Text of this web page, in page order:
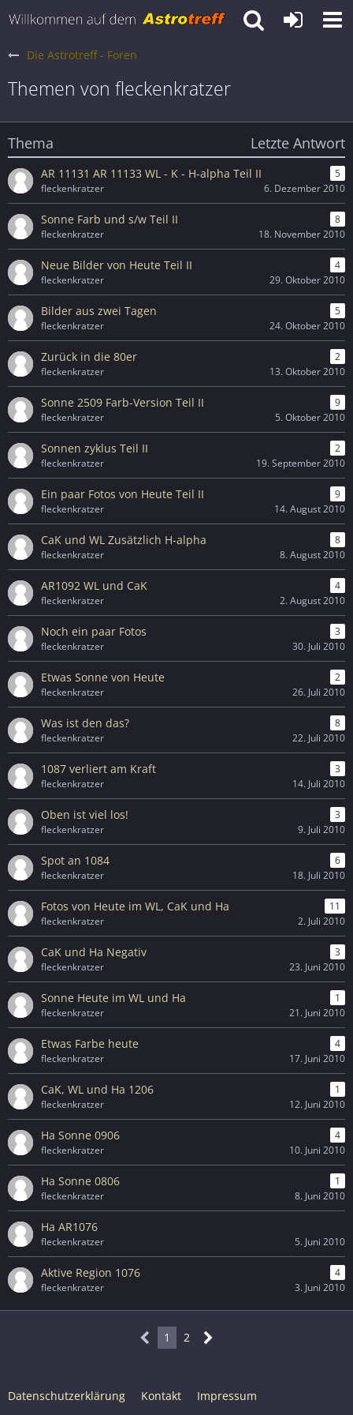
Die Astrotreff - Foren
Themen von fleckenkratzer
Thema Letzte Antwort
AR 11131 AR 11133 WL - K - H-alpha Teil II
5
fleckenkratzer
6. Dezember 2010
Sonne Farb und s/w Teil II
8
fleckenkratzer
18. November 2010
Neue Bilder von Heute Teil II
4
fleckenkratzer
29. Oktober 2010
Bilder aus zwei Tagen
5
fleckenkratzer
24. Oktober 2010
Zurück in die 80er
2
fleckenkratzer
13. Oktober 2010
Sonne 2509 Farb-Version Teil II
9
fleckenkratzer
5. Oktober 2010
Sonnen zyklus Teil II
2
fleckenkratzer
19. September 2010
Ein paar Fotos von Heute Teil II
9
fleckenkratzer
14. August 2010
CaK und WL Zusätzlich H-alpha
8
fleckenkratzer
8. August 2010
AR1092 WL und CaK
4
fleckenkratzer
2. August 2010
Noch ein paar Fotos
3
fleckenkratzer
30. Juli 2010
Etwas Sonne von Heute
2
fleckenkratzer
26. Juli 2010
Was ist den das?
8
fleckenkratzer
22. Juli 2010
1087 verliert am Kraft
3
fleckenkratzer
14. Juli 2010
Oben ist viel los!
3
fleckenkratzer
9. Juli 2010
Spot an 1084
6
fleckenkratzer
18. Juli 2010
Fotos von Heute im WL, CaK und Ha
11
fleckenkratzer
2. Juli 2010
CaK und Ha Negativ
3
fleckenkratzer
23. Juni 2010
Sonne Heute im WL und Ha
1
fleckenkratzer
21. Juni 2010
Etwas Farbe heute
4
fleckenkratzer
17. Juni 2010
CaK, WL und Ha 1206
1
fleckenkratzer
12. Juni 2010
Ha Sonne 0906
4
fleckenkratzer
10. Juni 2010
Ha Sonne 0806
1
fleckenkratzer
8. Juni 2010
Ha AR1076
fleckenkratzer 5. Juni 2010
Aktive Region 1076
4
fleckenkratzer
3. Juni 2010
1 2
Datenschutzerklärung Kontakt Impressum